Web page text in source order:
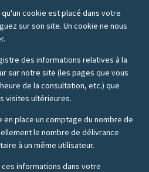
cookie est placé dans votre
sur son site. Un cookie ne nous
des informations relatives à la
sur notre site (les pages que vous
de la consultation, etc.) que
visites ultérieures.
place un comptage du nombre de
le nombre de délivrance
à un même utilisateur.
informations dans votre